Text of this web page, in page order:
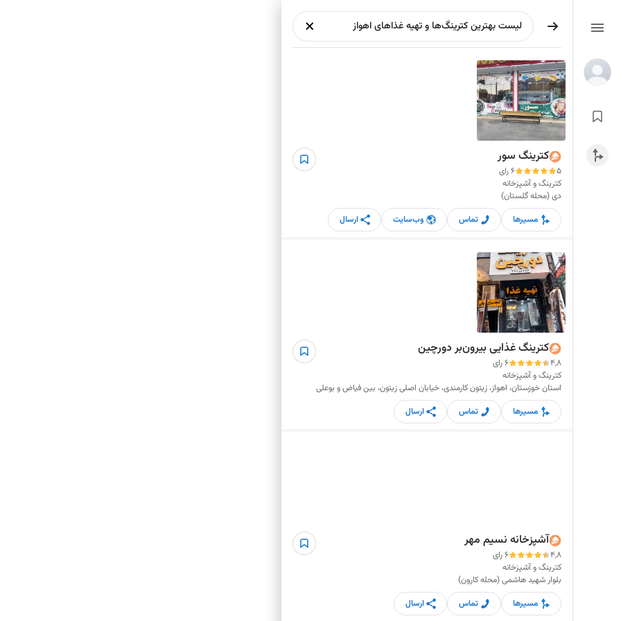
کترینگ سور
5
6 رای
کترینگ و آشپزخانه
دی (محله گلستان)
مسیرها
تماس وب‌سایت ارسال
کترینگ غذایی بیرون‌بر دورچین
4,8
6 رای
کترینگ و آشپزخانه
استان خوزستان، اهواز، زیتون کارمندی، خیابان اصلی زیتون، بین فیاض و بوعلی
مسیرها
تماس ارسال
آشپزخانه نسیم مهر
4,8
6 رای
کترینگ و آشپزخانه
بلوار شهید هاشمی (محله کارون)
مسیرها
تماس ارسال